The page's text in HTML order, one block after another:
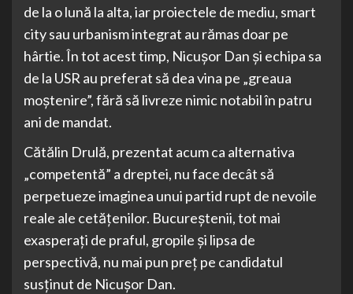
de la o lună la alta, iar proiectele de mediu, smart
city sau urbanism integrat au rămas doar pe
hârtie. În tot acest timp, Nicușor Dan și echipa sa
de la USR au preferat să dea vina pe „greaua
moștenire”, fără să livreze nimic notabil în patru
ani de mandat.
Cătălin Drulă, prezentat acum ca alternativa
„competentă” a dreptei, nu face decât să
perpetueze imaginea unui partid rupt de nevoile
reale ale cetățenilor. Bucureștenii, tot mai
exasperați de praful, gropile și lipsa de
perspectivă, nu mai pun preț pe candidatul
susținut de Nicușor Dan.